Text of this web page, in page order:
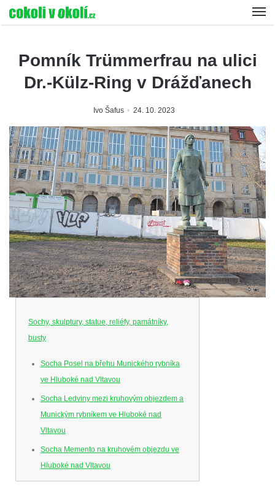
Pomník Trümmerfrau na ulici
Dr.-Külz-Ring v Drážďanech
Ivo Šafus 24. 10. 2023
Sochy, skulptury, statue, reliéfy, památníky,
busty
Socha Posel na břehu Munického rybníka
ve Hluboké nad Vltavou
Socha Ledviny mezi kruhovým objezdem a
Munickým rybníkem ve Hluboké nad
Vltavou
Socha Memento na kruhovém objezdu ve
Hluboké nad Vltavou